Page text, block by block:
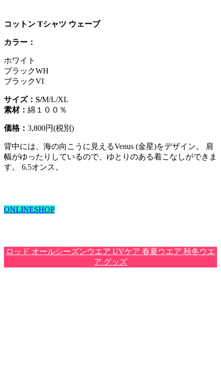
コットン Tシャツ ウェーブ
カラー：
ホワイト
ブラックWH
ブラックVI
サイズ：S/M/L/XL
素材： 綿１００％
価格： 3,800円(税別)
背中には、海の向こうに見えるVenus (金星)をデザイン。 肩
幅がゆったりしているので、ゆとりのある着こなしができま
す。
6.5オンス。
ONLINESHOP
ロッド オールシーズンウエア UVケア 春夏ウエア 秋冬ウエ
ア グッズ